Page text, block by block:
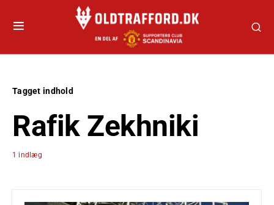
Tagget indhold
Rafik Zekhniki
1 indlæg